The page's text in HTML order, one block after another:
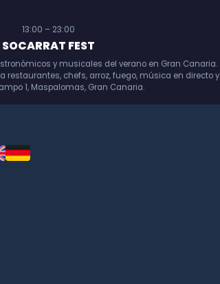
13:00 – 23:00
SOCARRAT FEST
y musicales del verano en Gran Canaria.
restaurantes, chefs, arroz, fuego, música en directo y
1, Maspalomas, Gran Canaria.